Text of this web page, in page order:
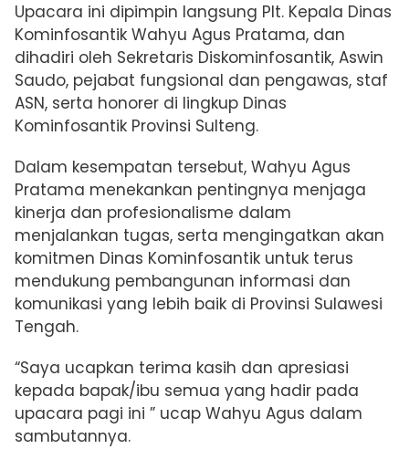
Upacara ini dipimpin langsung Plt. Kepala Dinas
Kominfosantik Wahyu Agus Pratama, dan
dihadiri oleh Sekretaris Diskominfosantik, Aswin
Saudo, pejabat fungsional dan pengawas, staf
ASN, serta honorer di lingkup Dinas
Kominfosantik Provinsi Sulteng.
Dalam kesempatan tersebut, Wahyu Agus
Pratama menekankan pentingnya menjaga
kinerja dan profesionalisme dalam
menjalankan tugas, serta mengingatkan akan
komitmen Dinas Kominfosantik untuk terus
mendukung pembangunan informasi dan
komunikasi yang lebih baik di Provinsi Sulawesi
Tengah.
“Saya ucapkan terima kasih dan apresiasi
kepada bapak/ibu semua yang hadir pada
upacara pagi ini ” ucap Wahyu Agus dalam
sambutannya.